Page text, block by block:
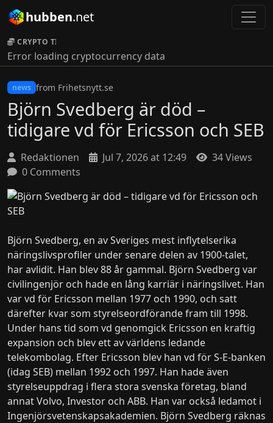
hubben.net
CRYPTO TICKER:
Error loading cryptocurrency data
news from Frihetsnytt.se
Björn Svedberg är död –
tidigare vd för Ericsson och SEB
Redaktionen Jul 7, 2026 at 12:49
34 Views
0 Comments
Björn Svedberg, en av Sveriges mest inflytelserika
näringslivsprofiler under senare delen av 1900-talet,
har avlidit. Han blev 88 år gammal. Björn Svedberg var
civilingenjör och hade en lång karriär i näringslivet. Han
var vd för Ericsson mellan 1977 och 1990, och satt
därefter kvar som styrelseordförande fram till 1998.
Under hans tid som vd genomgick Ericsson en kraftig
expansion och blev ett av världens ledande
telekombolag. Efter Ericsson blev han vd för S-E-banken
(idag SEB) mellan 1992 och 1997. Han hade även
styrelseuppdrag i flera stora svenska företag, bland
annat Volvo, Investor och ABB. Han var också ledamot i
Ingenjörsvetenskapsakademien. Björn Svedberg räknas